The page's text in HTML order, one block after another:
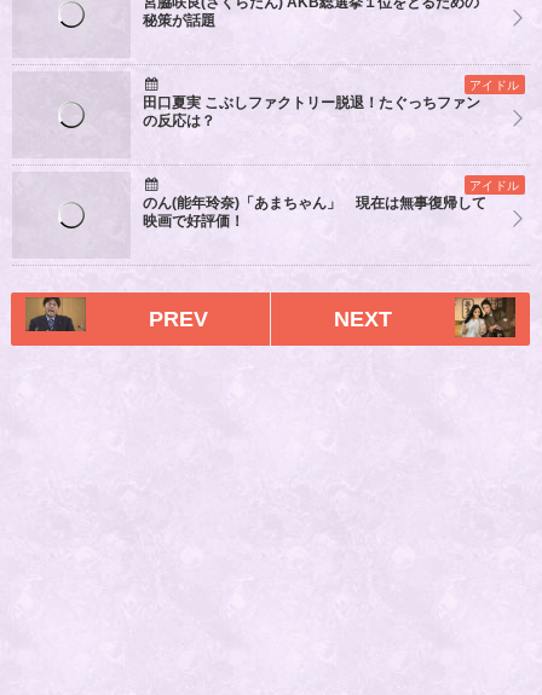
秘策が話題
アイドル
田口夏実 こぶしファクトリー脱退！たぐっちファン
の反応は？
アイドル
のん(能年玲奈)「あまちゃん」 現在は無事復帰して
映画で好評価！
PREV NEXT